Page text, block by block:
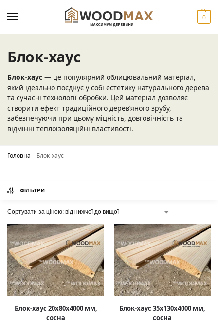
0
Блок-хаус
Блок-хаус — це популярний облицювальний матеріал,
який ідеально поєднує у собі естетику натурального дерева
та сучасні технології обробки. Цей матеріал дозволяє
створити ефект традиційного дерев’яного зрубу,
забезпечуючи при цьому міцність, довговічність та
відмінні теплоізоляційні властивості.
Головна – Блок-хаус
ФІЛЬТРИ
Блок-хаус 20x80x4000 мм,
сосна
Блок-хаус 35x130x4000 мм,
сосна